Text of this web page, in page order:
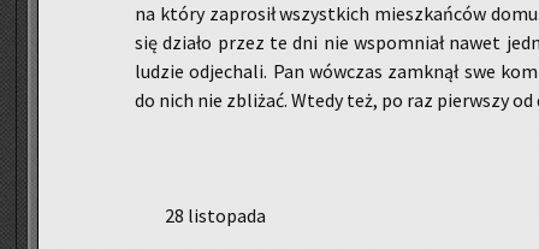
na który za­pro­sił wszyst­kich miesz­kań­ców
się dzia­ło przez te dni nie wspo­mniał nawet
lu­dzie od­je­cha­li. Pan wów­czas za­mknął swe
do nich nie zbli­żać. Wtedy też, po raz pierw­szy
28 li­sto­pa­da